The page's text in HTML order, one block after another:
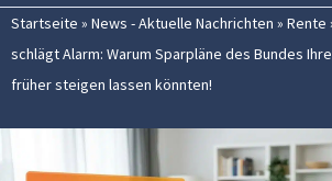
Startseite » News - Aktuelle Nachrichten » Rente
schlägt Alarm: Warum Sparpläne des Bundes
früher steigen lassen könnten!